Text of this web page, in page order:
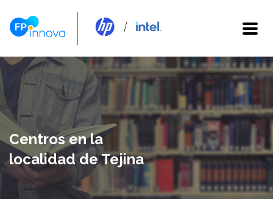
Centros en la
localidad de Tejina